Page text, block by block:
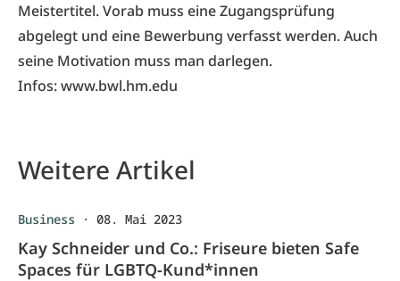
Meistertitel. Vorab muss eine Zugangsprüfung
abgelegt und eine Bewerbung verfasst werden. Auch
seine Motivation muss man darlegen.
Infos:www.bwl.hm.edu
Weitere Artikel
Business · 08. Mai 2023
Kay Schneider und Co.: Friseure bieten Safe
Spaces für LGBTQ-Kund*innen